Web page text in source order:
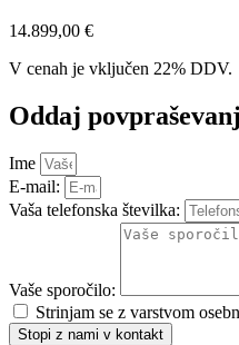
14.899,00 €
V cenah je vključen 22% DDV.
Oddaj
Ime
E-mail:
Vaša telefonska številka:
Vaše sporočilo:
Strinjam se z varstvom
Stopi z nami v kontakt